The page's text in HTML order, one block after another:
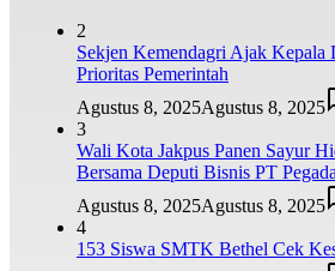
2
Sekjen Kemendagri Ajak Kepala
Prioritas Pemerintah
Agustus 8, 2025Agustus 8, 2025
3
Wali Kota Jakpus Panen Sayur
Bersama Deputi Bisnis PT
Agustus 8, 2025Agustus 8, 2025
4
153 Siswa SMTK Bethel Cek